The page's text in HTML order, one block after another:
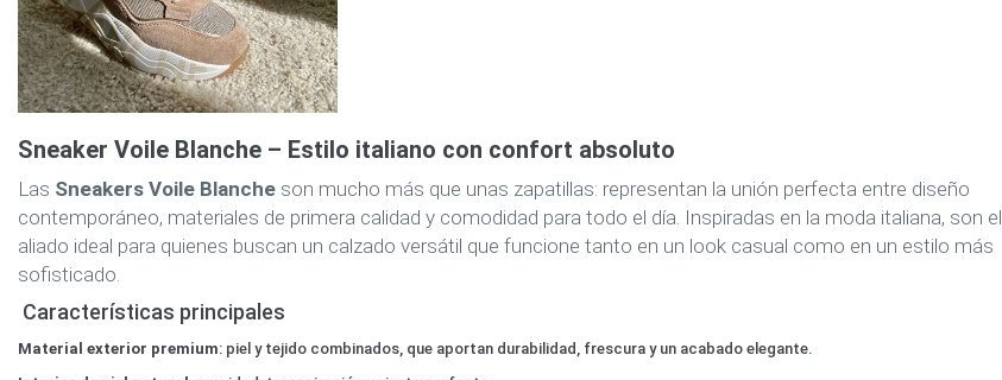
Sneaker Voile Blanche – Estilo italiano con confort absoluto
Las Sneakers Voile Blanche son mucho más que unas zapatillas: representan la unión perfecta entre diseño
contemporáneo, materiales de primera calidad y comodidad para todo el día. Inspiradas en la moda italiana, son el
aliado ideal para quienes buscan un calzado versátil que funcione tanto en un look casual como en un estilo más
sofisticado.
Características principales
Material exterior premium: piel y tejido combinados, que aportan durabilidad, frescura y un acabado elegante.